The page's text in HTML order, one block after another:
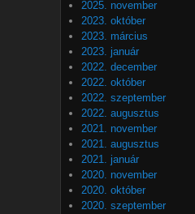
2025. november
2023. október
2023. március
2023. január
2022. december
2022. október
2022. szeptember
2022. augusztus
2021. november
2021. augusztus
2021. január
2020. november
2020. október
2020. szeptember